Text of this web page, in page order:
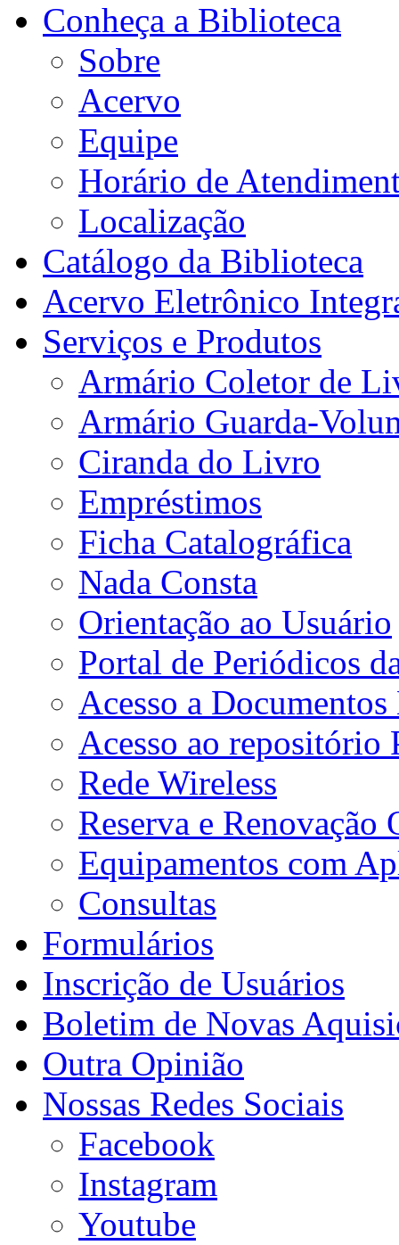
Conheça a Biblioteca
Sobre
Acervo
Equipe
Horário de
Localização
Catálogo da Biblioteca
Acervo Eletrônico
Serviços e Produtos
Armário Coletor de
Armário Guarda-
Ciranda do Livro
Empréstimos
Ficha Catalográfica
Nada Consta
Orientação ao Usuário
Portal de Periódicos
Acesso a
Acesso ao repositório
Rede Wireless
Reserva e Renovação
Equipamentos com
Consultas
Formulários
Inscrição de Usuários
Boletim de Novas
Outra Opinião
Nossas Redes Sociais
Facebook
Instagram
Youtube